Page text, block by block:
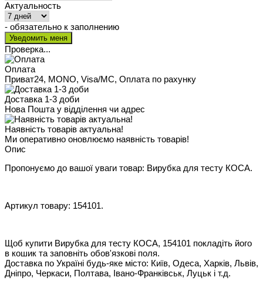
Актуальность
- обязательно к заполнению
Проверка...
Оплата
Приват24, MONO, Visa/MC, Оплата по рахунку
Доставка 1-3 доби
Нова Пошта у відділення чи адрес
Наявність товарів актуальна!
Ми оперативно оновлюємо наявність товарів!
Опис
Пропонуємо до вашої уваги товар: Вирубка для тесту КОСА.
Артикул товару: 154101.
Щоб купити Вирубка для тесту КОСА, 154101 покладіть його
в кошик та заповніть обов'язкові поля.
Доставка по Україні будь-яке місто: Київ, Одеса, Харків, Львів,
Дніпро, Черкаси, Полтава, Івано-Франківськ, Луцьк і т.д.